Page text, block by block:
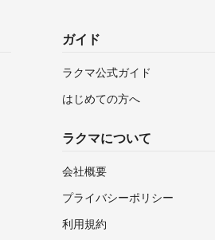
ガイド
ラクマ公式ガイド
はじめての方へ
ラクマについて
会社概要
プライバシーポリシー
利用規約